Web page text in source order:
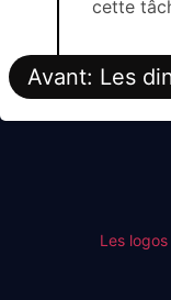
cette
Avant: Les
Les